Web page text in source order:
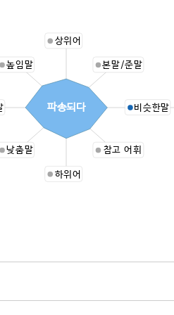
상위어
본말/준말
비슷한말
참고 어휘
하위어
낮춤말
높임말
파송되다